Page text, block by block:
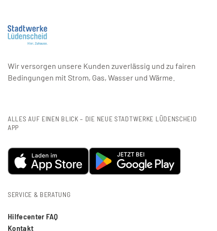
Wir versorgen unsere Kunden zuverlässig und zu fairen
Bedingungen mit Strom, Gas, Wasser und Wärme.
ALLES AUF EINEN BLICK – DIE NEUE STADTWERKE LÜDENSCHEID
APP
SERVICE & BERATUNG
Hilfecenter FAQ
Kontakt